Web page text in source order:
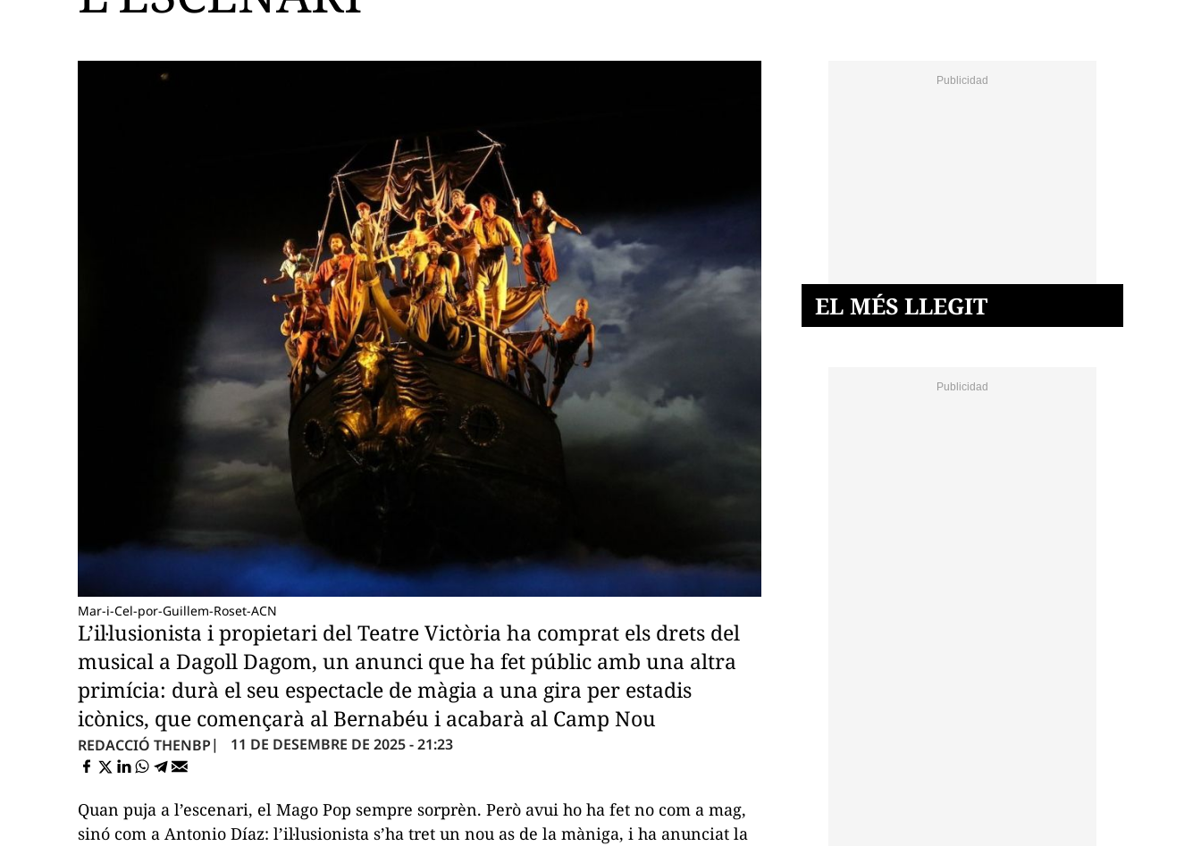
Mar-i-Cel-por-Guillem-Roset-ACN
L’il·lusionista i propietari del Teatre Victòria ha comprat els drets del
musical a Dagoll Dagom, un anunci que ha fet públic amb una altra
primícia: durà el seu espectacle de màgia a una gira per estadis
icònics, que començarà al Bernabéu i acabarà al Camp Nou
REDACCIÓ THENBP 11 DE DESEMBRE DE 2025 - 21:23
Quan puja a l’escenari, el Mago Pop sempre sorprèn. Però avui ho ha fet no com a mag,
sinó com a Antonio Díaz: l’il·lusionista s’ha tret un nou as de la màniga, i ha anunciat la
EL MÉS LLEGIT